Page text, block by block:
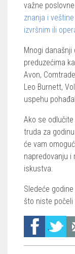
važne
znanja i
izvršnim ili
Mnogi
preduzećima
Avon,
Leo Burnett,
uspehu
Ako se
truda za
će vam
napredovanju i
iskustva.
Sledeće
što niste počeli